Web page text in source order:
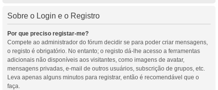
Sobre o Login e o Registro
Por que preciso registar-me?
Compete ao administrador do fórum decidir se para poder criar mensagens,
o registo é obrigatório. No entanto; o registo dá-lhe acesso a ferramentas
adicionais não disponíveis aos visitantes, como imagens de avatar,
mensagens privadas, e-mail de outros usuários, subscrição de grupos, etc.
Leva apenas alguns minutos para registrar, então é recomendável que o
faça.